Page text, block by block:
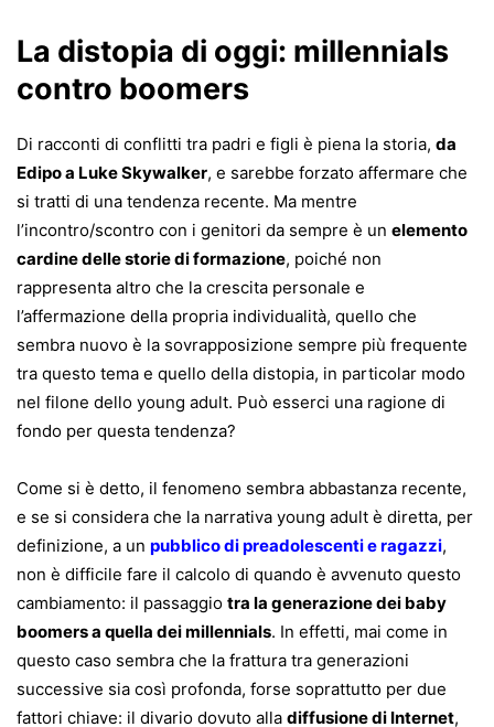
La distopia di oggi: millennials
contro boomers
Di racconti di conflitti tra padri e figli è piena la storia, da
Edipo a Luke Skywalker, e sarebbe forzato affermare che
si tratti di una tendenza recente. Ma mentre
l’incontro/scontro con i genitori da sempre è un elemento
cardine delle storie di formazione, poiché non
rappresenta altro che la crescita personale e
l’affermazione della propria individualità, quello che
sembra nuovo è la sovrapposizione sempre più frequente
tra questo tema e quello della distopia, in particolar modo
nel filone dello young adult. Può esserci una ragione di
fondo per questa tendenza?
Come si è detto, il fenomeno sembra abbastanza recente,
e se si considera che la narrativa young adult è diretta, per
definizione, a un pubblico di preadolescenti e ragazzi,
non è difficile fare il calcolo di quando è avvenuto questo
cambiamento: il passaggio tra la generazione dei baby
boomers a quella dei millennials. In effetti, mai come in
questo caso sembra che la frattura tra generazioni
successive sia così profonda, forse soprattutto per due
fattori chiave: il divario dovuto alla diffusione di Internet,